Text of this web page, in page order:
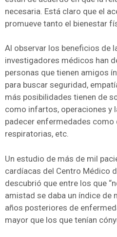
necesaria. Está claro que el
promueve tanto el bienestar
Al observar los beneficios de
investigadores médicos han
personas que tienen amigos
para buscar seguridad,
más posibilidades tienen de
como infartos, operaciones y
padecer enfermedades como
respiratorias, etc.
Un estudio de más de mil
cardíacas del Centro Médico
descubrió que entre los que
amistad se daba un índice de
años posteriores de
mayor que los que tenían